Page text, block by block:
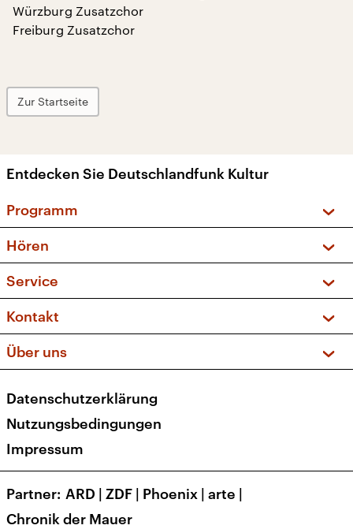
Würzburg Zusatzchor
Freiburg Zusatzchor
Zur Startseite
Entdecken Sie Deutschlandfunk Kultur
Programm
Sendungen und Podcasts
Musikliste
Kakadu – Das Kinderprogramm
Hören
Frequenzen (UKW + DAB+)
Service
FAQ
Apps
Newsletter
Veranstaltungen
Kontakt
Social Media
Über uns
Presse
Karriere
Transparenz
Datenschutzerklärung
Nutzungsbedingungen
Impressum
Partner ARD | ZDF | Phoenix | arte |
Chronik der Mauer